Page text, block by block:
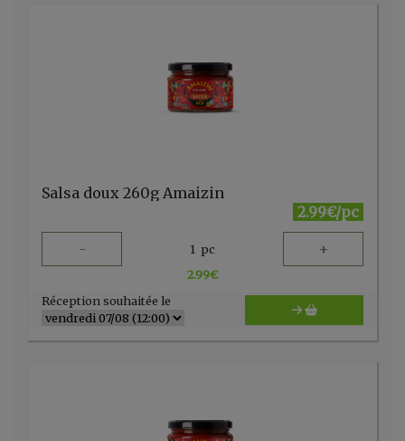
Salsa doux 260g Amaizin
2.99€/pc
- 1 pc +
2.99€
Réception souhaitée le